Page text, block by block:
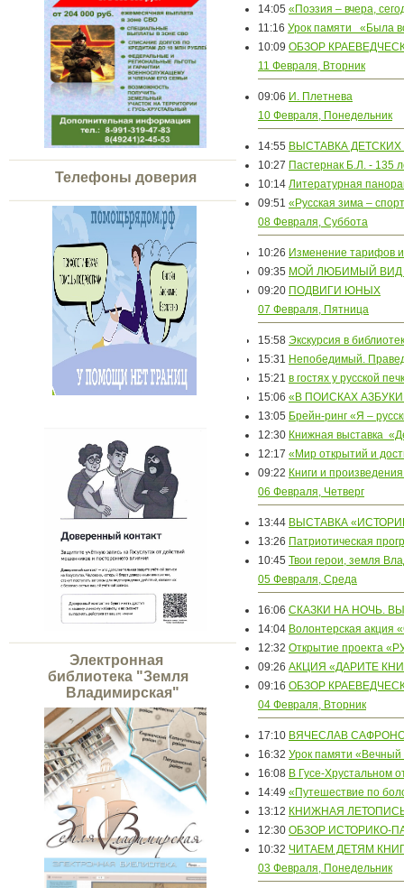
Телефоны доверия
Электронная
библиотека "Земля
Владимирская"
14:05 «Поэзия – вчера,
11:16 Урок памяти «Была
10:09 ОБЗОР
11 Февраля, Вторник
09:06 И. Плетнева
10 Февраля, Понедельник
14:55 ВЫСТАВКА
10:27 Пастернак Б.Л. - 135
10:14 Литературная
09:51 «Русская зима –
08 Февраля, Суббота
10:26 Изменение тарифов
09:35 МОЙ ЛЮБИМЫЙ ВИД
09:20 ПОДВИГИ ЮНЫХ
07 Февраля, Пятница
15:58 Экскурсия в
15:31 Непобедимый.
15:21 в гостях у русской
15:06 «В ПОИСКАХ
13:05 Брейн-ринг «Я –
12:30 Книжная выставка
12:17 «Мир открытий и
09:22 Книги и
06 Февраля, Четверг
13:44 ВЫСТАВКА
13:26 Патриотическая
10:45 Твои герои, земля
05 Февраля, Среда
16:06 СКАЗКИ НА НОЧЬ.
14:04 Волонтерская акция
12:32 Открытие проекта
09:26 АКЦИЯ «ДАРИТЕ
09:16 ОБЗОР
04 Февраля, Вторник
17:10 ВЯЧЕСЛАВ
16:32 Урок памяти «Вечный
16:08 В Гусе-Хрустальном
14:49 «Путешествие по
13:12 КНИЖНАЯ
12:30 ОБЗОР ИСТОРИКО-
10:32 ЧИТАЕМ ДЕТЯМ
03 Февраля, Понедельник